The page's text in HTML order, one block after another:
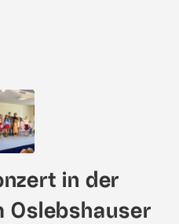
in der
Oslebshauser